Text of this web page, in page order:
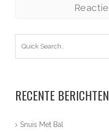
RECENTE BERICHTEN
Snuis Met Bal